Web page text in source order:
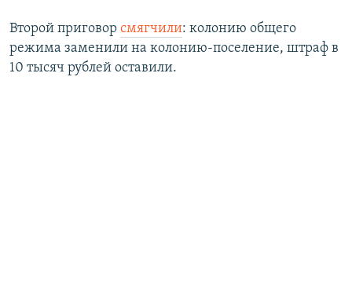
Второй приговор смягчили: колонию общего
режима заменили на колонию-поселение, штраф в
10 тысяч рублей оставили.